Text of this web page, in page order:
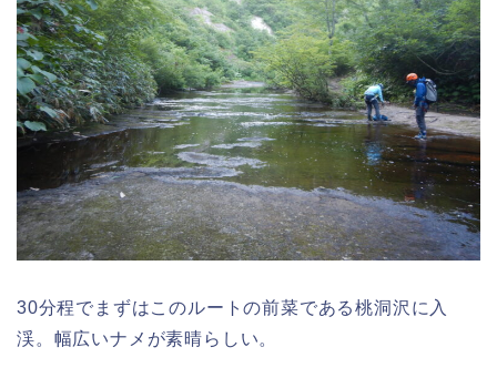
30分程でまずはこのルートの前菜である桃洞沢に入
渓。幅広いナメが素晴らしい。